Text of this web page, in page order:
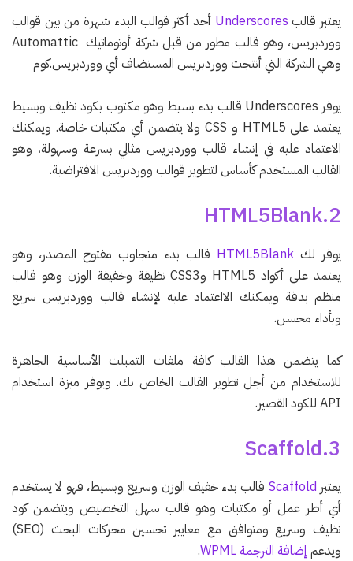
يعتبر قالب Underscores أحد أكثر قوالب البدء شهرة من بين قوالب
ووردبريس، وهو قالب مطور من قبل شركة أوتوماتيك Automattic
وهي الشركة التي أنتجت ووردبريس المستضاف أي ووردبريس.كوم
يوفر Underscores قالب بدء بسيط وهو مكتوب بكود نظيف وبسيط
يعتمد على HTML5 و CSS ولا يتضمن أي مكتبات خاصة. ويمكنك
الاعتماد عليه في إنشاء قالب ووردبريس مثالي بسرعة وسهولة، وهو
القالب المستخدم كأساس لتطوير قوالب ووردبريس الافتراضية.
2.HTML5Blank
يوفر لك HTML5Blank قالب بدء متجاوب مفتوح المصدر، وهو
يعتمد على أكواد HTML5 وCSS3 نظيفة وخفيفة الوزن وهو قالب
منظم بدقة ويمكنك الااعتماد عليه لإنشاء قالب ووردبريس سريع
وبأداء محسن.
كما يتضمن هذا القالب كافة ملفات التمبلت الأساسية الجاهزة
للاستخدام من أجل تطوير القالب الخاص بك. ويوفر ميزة استخدام
API للكود القصير.
3.Scaffold
يعتبر Scaffold قالب بدء خفيف الوزن وسريع وبسيط، فهو لا يستخدم
أي أطر عمل أو مكتبات وهو قالب سهل التخصيص ويتضمن كود
نظيف وسريع ومتوافق مع معايير تحسين محركات البحث (SEO)
ويدعم إضافة الترجمة WPML .